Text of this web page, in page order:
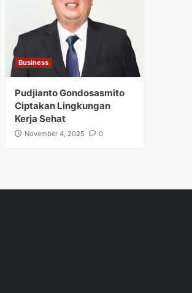
Business
Pudjianto Gondosasmito
Ciptakan Lingkungan
Kerja Sehat
November 4, 2025 0